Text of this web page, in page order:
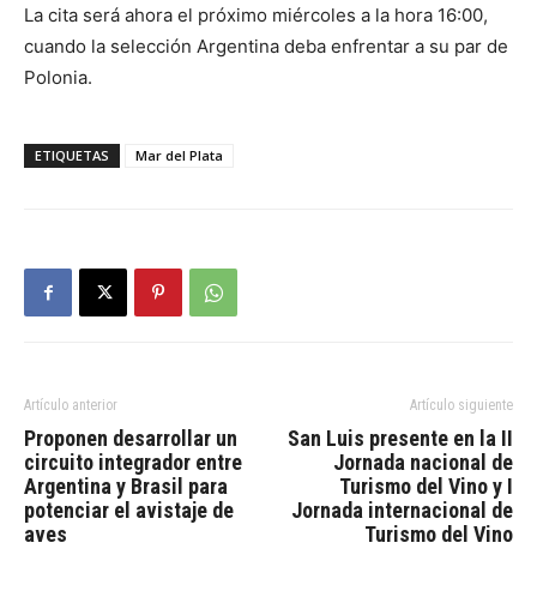
La cita será ahora el próximo miércoles a la hora 16:00,
cuando la selección Argentina deba enfrentar a su par de
Polonia.
ETIQUETAS Mar del Plata
Artículo anterior
Proponen desarrollar un
circuito integrador entre
Argentina y Brasil para
potenciar el avistaje de
aves
Artículo siguiente
San Luis presente en la II
Jornada nacional de
Turismo del Vino y I
Jornada internacional de
Turismo del Vino